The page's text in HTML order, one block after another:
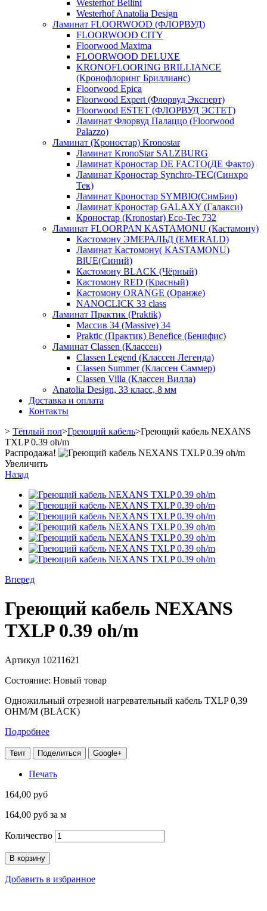
Westerhof Bellini
Westerhof Anatolia Design
Ламинат FLOORWOOD (ФЛОРВУД)
FLOORWOOD CITY
Floorwood Maxima
FLOORWOOD DELUXE
KRONOFLOORING BRILLIANCE
(Кронофлоринг Бриллианс)
Floorwood Epica
Floorwood Expert (Флорвуд Эксперт)
Floorwood ESTET (ФЛОРВУД ЭСТЕТ)
Ламинат Флорвуд Палаццо (Floorwood
Palazzo)
Ламинат (Кроностар) Kronostar
Ламинат KronoStar SALZBURG
Ламинат Кроностар DE FACTO(ДЕ Факто)
Ламинат Кроностар Synchro-TEC(Синхро
Тек)
Ламинат Кроностар SYMBIO(СимБио)
Ламинат Кроностар GALAXY (Галакси)
Кроностар (Kronostar) Eco-Tec 732
Ламинат FLOORPAN KASTAMONU (Кастамону)
Кастомону ЭМЕРАЛЬД (EMERALD)
Ламинат Кастомону( KASTAMONU)
BlUE(Синий)
Кастомону BLACK (Чёрный)
Кастомону RED (Красный)
Кастомону ORANGE (Оранже)
NANOCLICK 33 class
Ламинат Практик (Praktik)
Массив 34 (Massive) 34
Praktic (Практик) Benefice (Бенифис)
Ламинат Classen (Классен)
Classen Legend (Классен Легенда)
Classen Summer (Классен Саммер)
Classen Villa (Классен Вилла)
Anatolia Design, 33 класс, 8 мм
Доставка и оплата
Контакты
> Тёплый пол>Греющий кабель>Греющий кабель NEXANS
TXLP 0.39 oh/m
Распродажа!
Увеличить
Назад
Вперед
Греющий кабель NEXANS
TXLP 0.39 oh/m
Артикул 10211621
Состояние: Новый товар
Одножильный отрезной нагревательный кабель TXLP 0,39
OHM/M (BLACK)
Подробнее
Твит Поделиться Google+
Печать
164,00 руб
164,00 руб за м
Количество
В корзину
Добавить в избранное